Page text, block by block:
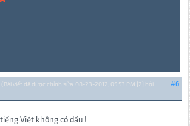
#6
(Bài viết đã được chỉnh sửa: 08-23-2012, 05:53 PM {2} bởi
Việt không có dấu !